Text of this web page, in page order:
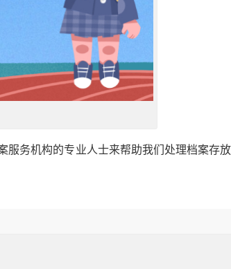
服务机构的专业人士来帮助我们处理档案存